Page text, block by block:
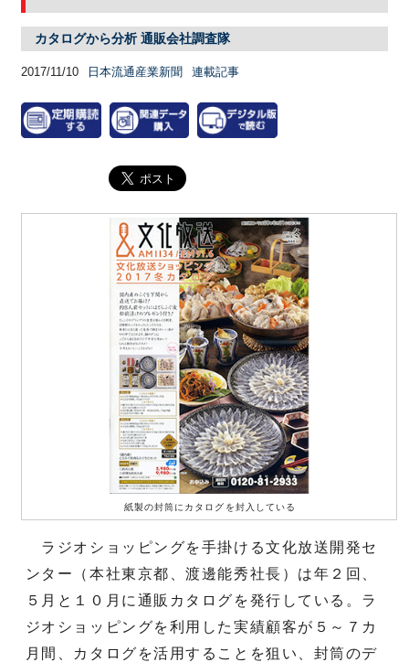
カタログから分析 通販会社調査隊
2017/11/10 日本流通産業新聞 連載記事
紙製の封筒にカタログを封入している
ラジオショッピングを手掛ける文化放送開発セ
ンター（本社東京都、渡邊能秀社長）は年２回、
５月と１０月に通販カタログを発行している。ラ
ジオショッピングを利用した実績顧客が５～７カ
月間、カタログを活用することを狙い、封筒のデ